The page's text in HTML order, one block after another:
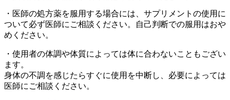
・医師の処方薬を服用する場合には、サプリメントの使用に
ついて必ず医師にご相談ください。自己判断での服用はおや
めください。
・使用者の体調や体質によっては体に合わないこともござい
ます。
身体の不調を感じたらすぐに使用を中断し、必要によっては
医師にご相談ください。